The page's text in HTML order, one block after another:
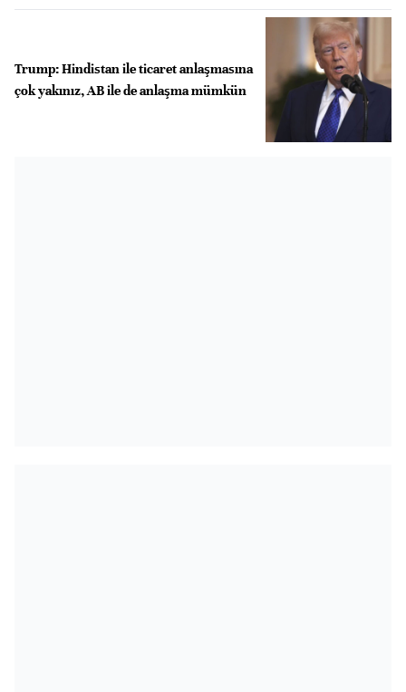
Trump: Hindistan ile ticaret anlaşmasına
çok yakınız, AB ile de anlaşma mümkün